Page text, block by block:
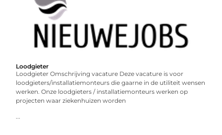
Loodgieter
Loodgieter Omschrijving vacature Deze vacature is voor
loodgieters/installatiemonteurs die gaarne in de utiliteit wensen
werken. Onze loodgieters / installatiemonteurs werken op
projecten waar ziekenhuizen worden
...